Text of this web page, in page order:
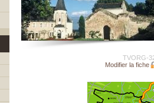
TVORG-
Modifier la fiche